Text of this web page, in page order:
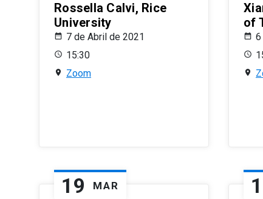
Rossella Calvi, Rice
University
7 de Abril de 2021
15:30
Zoom
of
6
19 MAR